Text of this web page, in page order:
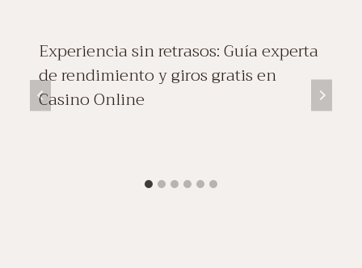
Experiencia sin retrasos: Guía experta
de rendimiento y giros gratis en
Casino Online